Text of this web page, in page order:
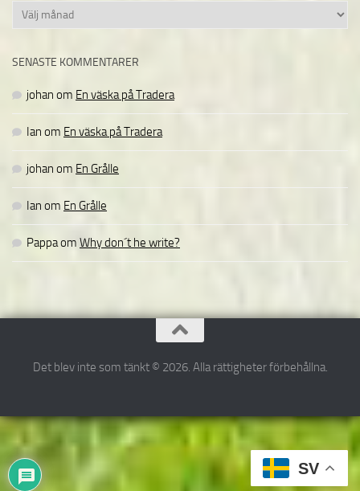
Arkiv
SENASTE KOMMENTARER
johan om En väska på Tradera
Ian om En väska på Tradera
johan om En Grålle
Ian om En Grålle
Pappaom Why don´t he write?
Det blev inte som tänkt © 2026. Alla rättigheter förbehållna.
SV